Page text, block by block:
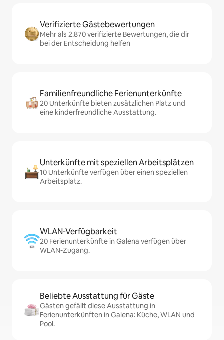
Verifizierte Gästebewertungen
Mehr als 2.870 verifizierte Bewertungen, die dir
bei der Entscheidung helfen
Familienfreundliche Ferienunterkünfte
20 Unterkünfte bieten zusätzlichen Platz und
eine kinderfreundliche Ausstattung.
Unterkünfte mit speziellen Arbeitsplätzen
10 Unterkünfte verfügen über einen speziellen
Arbeitsplatz.
WLAN-Verfügbarkeit
20 Ferienunterkünfte in Galena verfügen über
WLAN-Zugang.
Beliebte Ausstattung für Gäste
Gästen gefällt diese Ausstattung in
Ferienunterkünften in Galena: Küche, WLAN und
Pool.